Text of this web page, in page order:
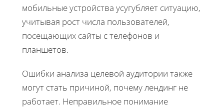
мобильные устройства усугубляет ситуацию,
учитывая рост числа пользователей,
посещающих сайты с телефонов и
планшетов.
Ошибки анализа целевой аудитории также
могут стать причиной, почему лендинг не
работает. Неправильное понимание